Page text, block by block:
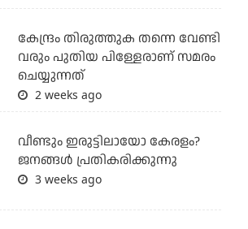
കേന്ദ്രം തിരുത്തുക തന്നെ വേണ്ടി
വരും പുതിയ പിള്ളേരാണ് സമരം
ചെയ്യുന്നത്
2 weeks ago
വീണ്ടും ഇരുട്ടിലായോ കേരളം?
ജനങ്ങൾ പ്രതികരിക്കുന്നു
3 weeks ago